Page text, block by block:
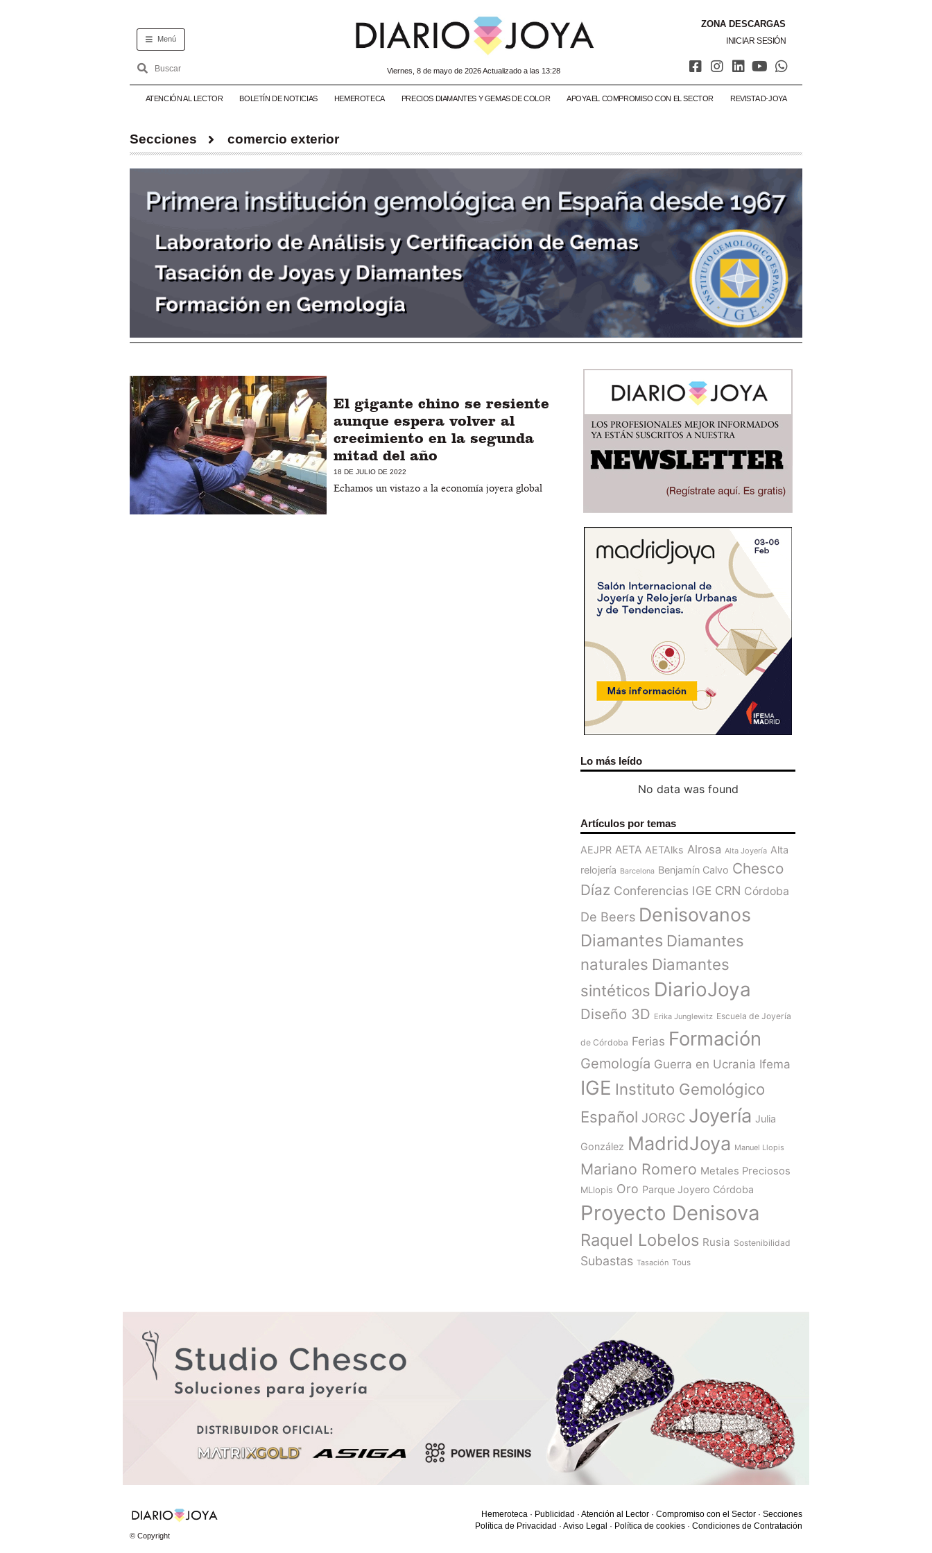
Menú
viernes, 8 de mayo de 2026 Actualizado a las 13:28
ZONA DESCARGAS
INICIAR SESIÓN
ATENCIÓN AL LECTOR BOLETÍN DE NOTICIAS HEMEROTECA PRECIOS DIAMANTES Y GEMAS DE COLOR APOYA EL COMPROMISO CON EL SECTOR REVISTA D-JOYA
Secciones comercio exterior
El gigante chino se resiente
aunque espera volver al
crecimiento en la segunda
mitad del año
18 DE JULIO DE 2022
Echamos un vistazo a la economía joyera global
Lo más leído
No data was found
Artículos por temas
AEJPR AETA AETAlks Alrosa Alta Joyería Alta
relojería Barcelona Benjamín Calvo Chesco
Díaz Conferencias IGE CRN Córdoba
De Beers Denisovanos
Diamantes Diamantes
naturales Diamantes
sintéticos DiarioJoya
Diseño 3D Erika Junglewitz Escuela de Joyería
de Córdoba Ferias Formación
Gemología Guerra en Ucrania Ifema
IGE Instituto Gemológico
Español JORGC Joyería Julia
González MadridJoya Manuel Llopis
Mariano Romero Metales Preciosos
MLlopis Oro Parque Joyero Córdoba
Proyecto Denisova
Raquel Lobelos Rusia Sostenibilidad
Subastas Tasación Tous
© Copyright
Hemeroteca · Publicidad · Atención al Lector · Compromiso con el Sector · Secciones
Política de Privacidad · Aviso Legal · Política de cookies · Condiciones de Contratación